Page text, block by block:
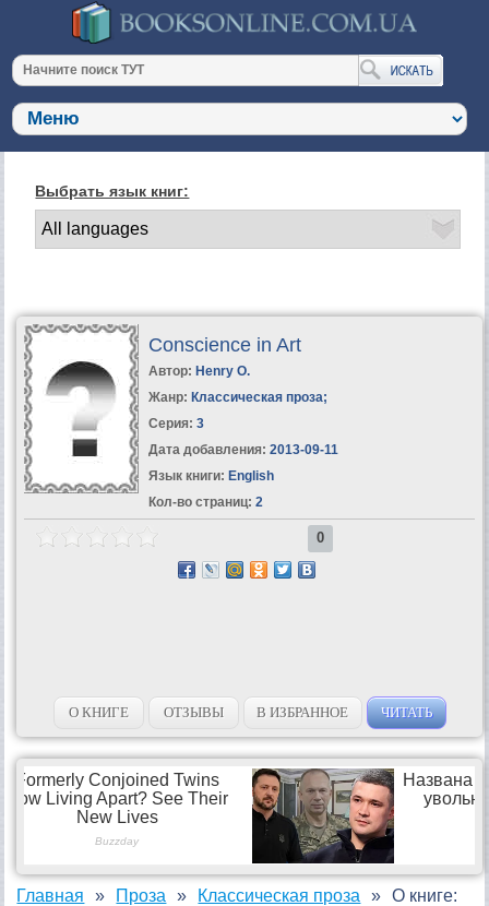
Выбрать язык книг:
Conscience in Art
Автор: Henry O.
Жанр: Классическая проза;
Серия: 3
Дата добавления: 2013-09-11
Язык книги: English
Кол-во страниц: 2
0
О КНИГЕ ОТЗЫВЫ В ИЗБРАННОЕ ЧИТАТЬ
Главная Проза Классическая проза
О книге: